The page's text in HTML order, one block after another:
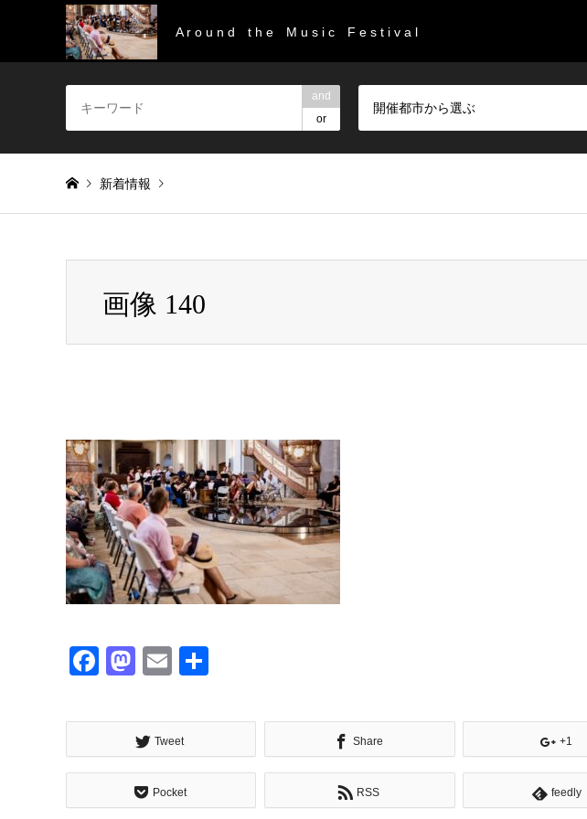
A r o u n d t h e M u s i c F e s t i v a l
and
or
開催都市から選ぶ
新着情報
画像 140画像 140
Facebook
Mastodon
Email
Tweet Share +1
Pocket RSS feedly